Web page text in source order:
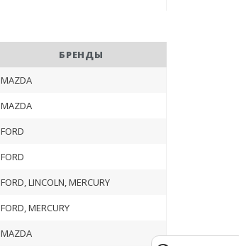
БРЕНДЫ
MAZDA
MAZDA
FORD
FORD
FORD, LINCOLN, MERCURY
FORD, MERCURY
MAZDA